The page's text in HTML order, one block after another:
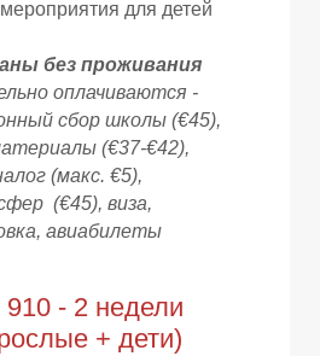
для детей
без проживания
оплачиваются -
сбор школы (€45),
(€37-€42),
(макс. €5),
(€45), виза,
авиабилеты
- 2 недели
+ дети)